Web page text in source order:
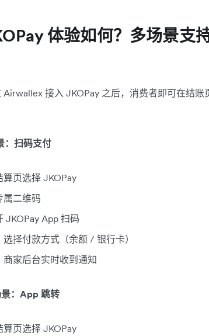
体验如何？ 多场景支
Airwallex 接入 JKOPay 之后，消费者即可在结账
：扫码支付
算页选择 JKOPay
属二维码
JKOPay App 扫码
择付款方式（余额 / 银行卡）
商家后台实时收到通知
：App 跳转
算页选择 JKOPay